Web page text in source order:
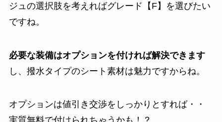
ジュの選択肢を考えればグレード【F】を選びたい
ですね。
必要な装備はオプションを付ければ解決できます
し、撥水タイプのシート素材は魅力ですからね。
オプションは値引き交渉をしっかりとすれば・・